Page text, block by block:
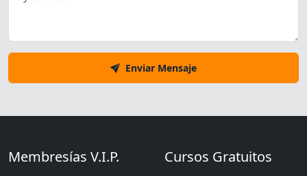
Enviar Mensaje
Membresías V.I.P. Cursos Gratuitos